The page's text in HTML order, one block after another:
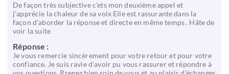
De façon très subjective c’ets mon deuxième appel et
j’apprécie la chaleur de sa voix Elle est rassurante dans la
façon d’aborder la réponse et directe en même temps . Hâte de
voir la suite
Réponse :
Je vous remercie sincèrement pour votre retour et pour votre
confiance. Je suis ravie d’avoir pu vous rassurer et répondre à